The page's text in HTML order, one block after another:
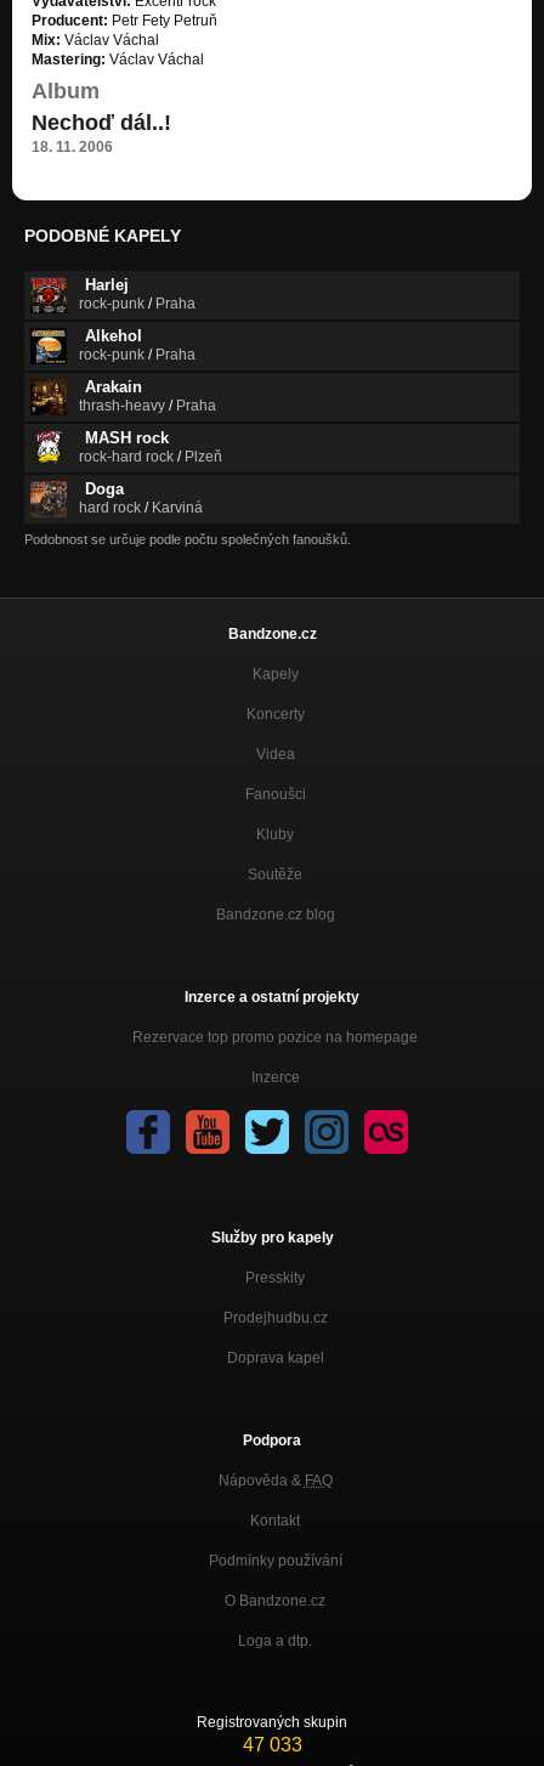
Producent: Petr Fety Petruň
Mix: Václav Váchal
Mastering: Václav Váchal
Album
Nechoď dál..!
18. 11. 2006
PODOBNÉ KAPELY
Harlej
rock-punk / Praha
Alkehol
rock-punk / Praha
Arakain
thrash-heavy / Praha
MASH rock
rock-hard rock / Plzeň
Doga
hard rock / Karviná
Podobnost se určuje podle počtu společných fanoušků.
Bandzone.cz
Kapely
Koncerty
Videa
Fanoušci
Kluby
Soutěže
Bandzone.cz blog
Inzerce a ostatní projekty
Rezervace top promo pozice na homepage
Inzerce
Služby pro kapely
Presskity
Prodejhudbu.cz
Doprava kapel
Podpora
Nápověda & FAQ
Kontakt
Podmínky používání
O Bandzone.cz
Loga a dtp.
Registrovaných skupin
47 033